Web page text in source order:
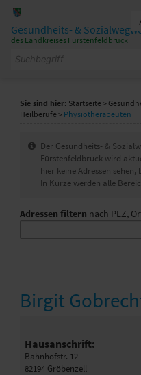
Zum Inhalt
Gesundheits- &
des Landkreises Fürstenfeldbruck
Sie sind hier: Startseite>
Heilberufe> Physiotherapeuten
I
n
f
o
Der Gesundheits- &
Fürstenfeldbruck wird
hier keine Adressen
In Kürze werden alle
Adressen filtern nach PLZ,
Birgit
Hausanschrift:
Bahnhofstr. 12
82194 Gröbenzell